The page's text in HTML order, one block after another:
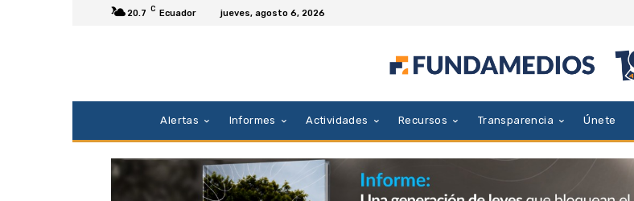
20.7 C Ecuador jueves, agosto 6, 2026
Alertas Informes Actividades Recursos Transparencia Únete